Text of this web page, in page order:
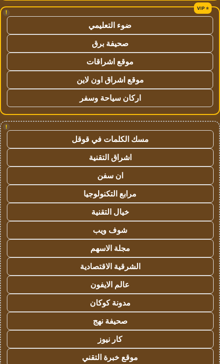
!
ضوء التعليمي
صحيفة برق
موقع اشراقات
موقع اشراق اون لاين
اركان سياحة وسفر
!
مسك الكلمات في قوقل
اشراق التقنية
ان سفن
مرابع التكنولوجيا
خيال التقنية
شوف ويب
مجلة الاسهم
الشرقية الاقتصادية
عالم الايفون
مدونة كوكان
صحيفة نهج
كار نيوز
موقع خبرة التقني